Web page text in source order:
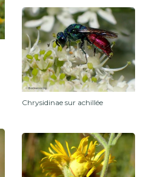
Chrysidinae sur achillée